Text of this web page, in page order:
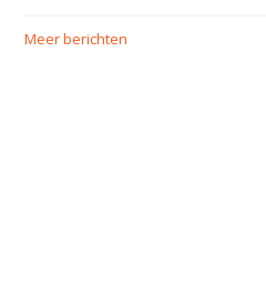
Meer berichten